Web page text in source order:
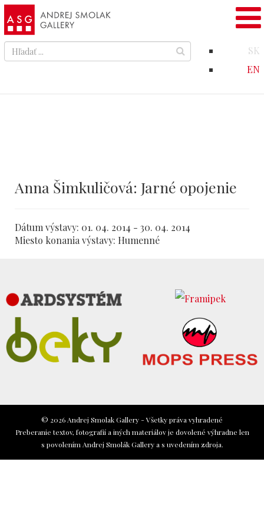
SK
EN
Anna Šimkuličová: Jarné opojenie
Dátum výstavy: 01. 04. 2014 - 30. 04. 2014
Miesto konania výstavy: Humenné
© 2026 Andrej Smolak Gallery - Všetky práva vyhradené
Preberanie textov, fotografií a iných materiálov je dovolené výhradne len
s povolením Andrej Smolák Gallery a s uvedením zdroja.